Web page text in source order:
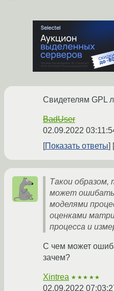
Свидетелям GPL
BadUser
02.09.2022
Показать ответы
Такои образом,
может
моделями
оценками
процесса и
С чем может
зачем?
Xintrea ★★★★★
02.09.2022